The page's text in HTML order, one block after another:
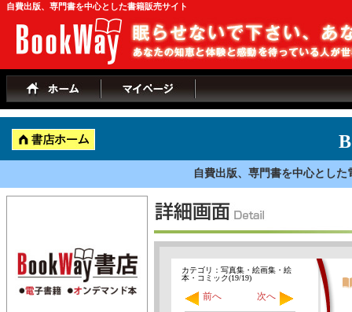
自費出版、専門書を中心とした書籍販売サイト
自費出版、専門書を中心とし
カテゴリ：写真集・絵画集・絵
本・コミック(19/19)
前へ 次へ